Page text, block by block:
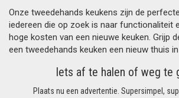
Onze tweedehands keukens zijn de
iedereen die op zoek is naar functionaliteit
hoge kosten van een nieuwe keuken. Grijp
een tweedehands keuken een nieuw thuis
Iets af te halen of weg te
Plaats nu een advertentie. Supersimpel,